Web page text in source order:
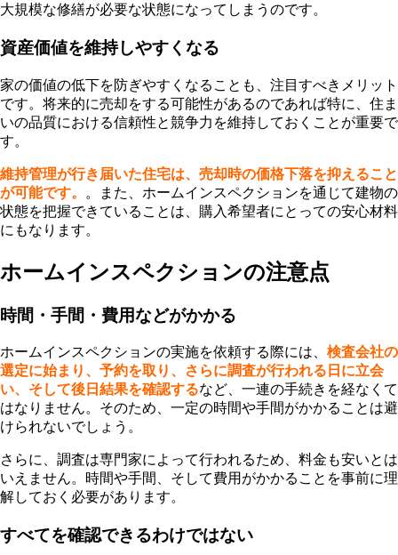
大規模な修繕が必要な状態になってしまうのです。
資産価値を維持しやすくなる
家の価値の低下を防ぎやすくなることも、注目すべきメリット
です。将来的に売却をする可能性があるのであれば特に、住ま
いの品質における信頼性と競争力を維持しておくことが重要で
す。
維持管理が行き届いた住宅は、売却時の価格下落を抑えること
が可能です。
。また、ホームインスペクションを通じて建物の
状態を把握できていることは、購入希望者にとっての安心材料
にもなります。
ホームインスペクションの注意点
時間・手間・費用などがかかる
ホームインスペクションの実施を依頼する際には、 検査会社の
選定に始まり、予約を取り、さらに調査が行われる日に立会
い、そして後日結果を確認するなど、一連の手続きを経なくて
はなりません。そのため、一定の時間や手間がかかることは避
けられないでしょう。
さらに、調査は専門家によって行われるため、料金も安いとは
いえません。時間や手間、そして費用がかかることを事前に理
解しておく必要があります。
すべてを確認できるわけではない